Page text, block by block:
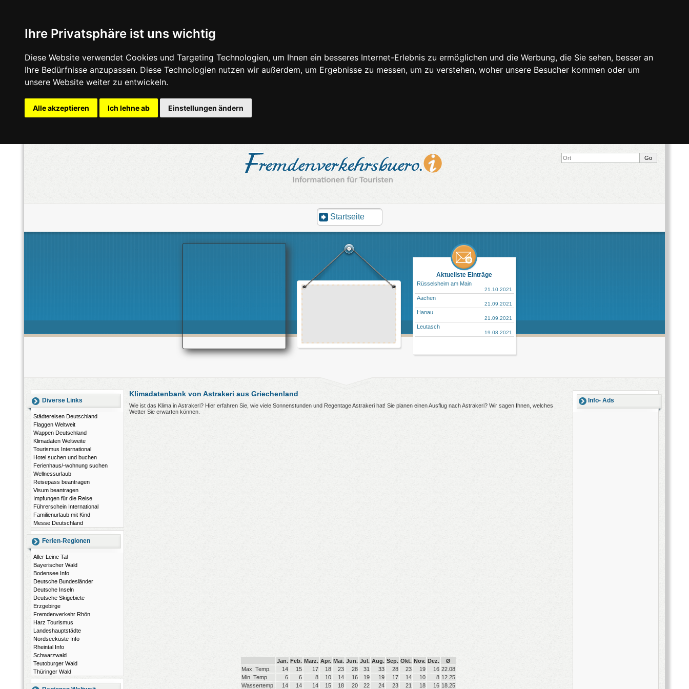
Ihre Privatsphäre ist uns wichtig
Diese Website verwendet Cookies und Targeting Technologien, um Ihnen ein besseres Internet-Erlebnis zu ermöglichen und die Werbung, die Sie sehen, besser an
Ihre Bedürfnisse anzupassen. Diese Technologien nutzen wir außerdem, um Ergebnisse zu messen, um zu verstehen, woher unsere Besucher kommen oder um
unsere Website weiter zu entwickeln.
Alle akzeptieren Ich lehne ab Einstellungen ändern
Startseite
Aktuellste Einträge
Rüsselsheim am Main
21.10.2021
Aachen
21.09.2021
Hanau
21.09.2021
Leutasch
19.08.2021
Diverse Links
Städtereisen Deutschland
Flaggen Weltweit
Wappen Deutschland
Klimadaten Weltweite
Tourismus International
Hotel suchen und buchen
Ferienhaus/-wohnung suchen
Wellnessurlaub
Reisepass beantragen
Visum beantragen
Impfungen für die Reise
Führerschein International
Familienurlaub mit Kind
Messe Deutschland
Ferien-Regionen
Aller Leine Tal
Bayerischer Wald
Bodensee Info
Deutsche Bundesländer
Deutsche Inseln
Deutsche Skigebiete
Erzgebirge
Fremdenverkehr Rhön
Harz Tourismus
Landeshauptstädte
Nordseeküste Info
Rheintal Info
Schwarzwald
Teutoburger Wald
Thüringer Wald
Info- Ads
Klimadatenbank von Astrakeri aus Griechenland
Wie ist das Klima in Astrakeri? Hier erfahren Sie, wie viele Sonnenstunden und Regentage Astrakeri hat! Sie planen einen Ausflug nach Astrakeri? Wir sagen Ihnen, welches
Wetter Sie erwarten können.
Jan. Feb. März. Apr. Mai. Jun. Jul. Aug. Sep. Okt. Nov. Dez.
Ø
Max. Temp.
14 15 17 18 23 28 31 33 28 23 19 16 22.08
Min. Temp.
6 6 8 10 14 16 19 19 17 14 10 8 12.25
Wassertemp.
14 14 14 15 18 20 22 24 23 21 18 16 18.25